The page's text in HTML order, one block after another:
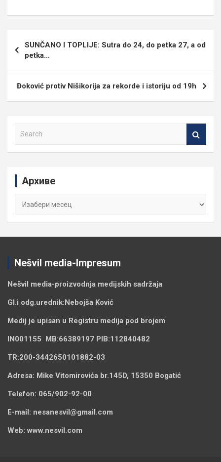
Кретање
чланка
SUNČANO I TOPLIJE: Sutra do 24, do petka 27, a od
petka…
Đoković protiv Nišikorija za rekorde i istoriju od 19h
Архиве
Архиве
Nešvil media-Impresum
Nešvil media-proizvodnja medijskih sadržaja
Gl.i odg.urednik:Nebojša Ković
Medij je upisan u Registru medija pod brojem
IN001155 MB:66389197 PIB:112840482
TR:200-3442650101882-03
Adresa: Mike Vitomirovića br.145D, 15350 Bogatić
Telefon: 065/902-92-00
E-mail: nesanesvil@gmail.com
Web: www.nesvil.com